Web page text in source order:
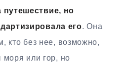
путешествие, но
его. Она
кто без нее, возможно,
моря или гор, но